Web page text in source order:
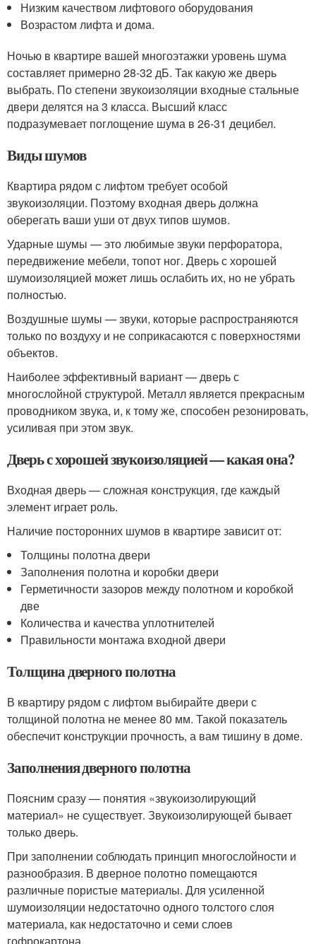
Низким качеством лифтового оборудования
Возрастом лифта и дома.
Ночью в квартире вашей многоэтажки уровень шума
составляет примерно 28-32 дБ. Так какую же дверь
выбрать. По степени звукоизоляции входные стальные
двери делятся на 3 класса. Высший класс
подразумевает поглощение шума в 26-31 децибел.
Виды шумов
Квартира рядом с лифтом требует особой
звукоизоляции. Поэтому входная дверь должна
оберегать ваши уши от двух типов шумов.
Ударные шумы — это любимые звуки перфоратора,
передвижение мебели, топот ног. Дверь с хорошей
шумоизоляцией может лишь ослабить их, но не убрать
полностью.
Воздушные шумы — звуки, которые распространяются
только по воздуху и не соприкасаются с поверхностями
объектов.
Наиболее эффективный вариант — дверь с
многослойной структурой. Металл является прекрасным
проводником звука, и, к тому же, способен резонировать,
усиливая при этом звук.
Дверь с хорошей звукоизоляцией — какая она?
Входная дверь — сложная конструкция, где каждый
элемент играет роль.
Наличие посторонних шумов в квартире зависит от:
Толщины полотна двери
Заполнения полотна и коробки двери
Герметичности зазоров между полотном и коробкой
две
Количества и качества уплотнителей
Правильности монтажа входной двери
Толщина дверного полотна
В квартиру рядом с лифтом выбирайте двери с
толщиной полотна не менее 80 мм. Такой показатель
обеспечит конструкции прочность, а вам тишину в доме.
Заполнения дверного полотна
Поясним сразу — понятия «звукоизолирующий
материал» не существует. Звукоизолирующей бывает
только дверь.
При заполнении соблюдать принцип многослойности и
разнообразия. В дверное полотно помещаются
различные пористые материалы. Для усиленной
шумоизоляции недостаточно одного толстого слоя
материала, как недостаточно и семи слоев
гофрокартона.